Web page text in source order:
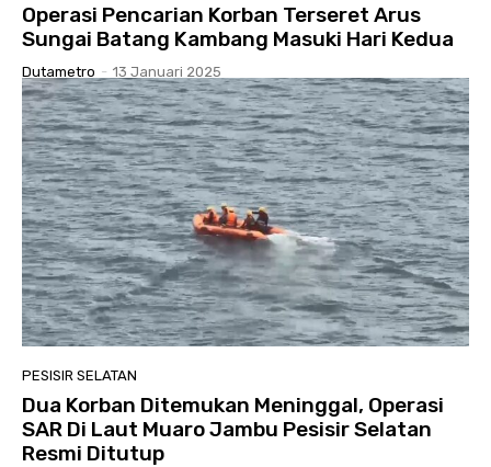
Operasi Pencarian Korban Terseret Arus
Sungai Batang Kambang Masuki Hari Kedua
Dutametro - 13 Januari 2025
PESISIR SELATAN
Dua Korban Ditemukan Meninggal, Operasi
SAR Di Laut Muaro Jambu Pesisir Selatan
Resmi Ditutup